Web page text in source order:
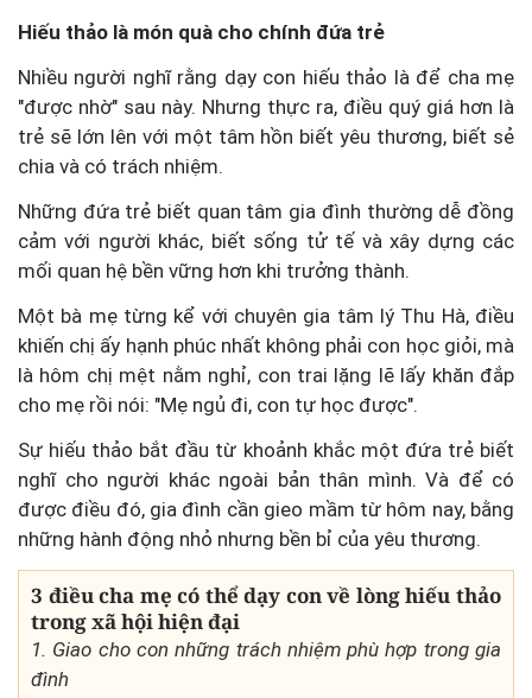
Hiếu thảo là món quà cho chính đứa trẻ
Nhiều người nghĩ rằng dạy con hiếu thảo là để cha mẹ
"được nhờ" sau này. Nhưng thực ra, điều quý giá hơn là
trẻ sẽ lớn lên với một tâm hồn biết yêu thương, biết sẻ
chia và có trách nhiệm.
Những đứa trẻ biết quan tâm gia đình thường dễ đồng
cảm với người khác, biết sống tử tế và xây dựng các
mối quan hệ bền vững hơn khi trưởng thành.
Một bà mẹ từng kể với chuyên gia tâm lý Thu Hà, điều
khiến chị ấy hạnh phúc nhất không phải con học giỏi, mà
là hôm chị mệt nằm nghỉ, con trai lặng lẽ lấy khăn đắp
cho mẹ rồi nói: "Mẹ ngủ đi, con tự học được".
Sự hiếu thảo bắt đầu từ khoảnh khắc một đứa trẻ biết
nghĩ cho người khác ngoài bản thân mình. Và để có
được điều đó, gia đình cần gieo mầm từ hôm nay, bằng
những hành động nhỏ nhưng bền bỉ của yêu thương.
3 điều cha mẹ có thể dạy con về lòng hiếu thảo
trong xã hội hiện đại
1. Giao cho con những trách nhiệm phù hợp trong gia
đình